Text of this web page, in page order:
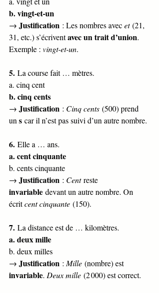
b. vingt-et-un
→ Justification : Les nombres avec et (21,
31, etc.) s’écrivent avec un trait d’union.
Exemple : vingt-et-un.
5. La course fait … mètres.
a. cinq cent
b. cinq cents
→ Justification : Cinq cents (500) prend
un s car il n’est pas suivi d’un autre nombre.
6. Elle a … ans.
a. cent cinquante
b. cents cinquante
→ Justification : Cent reste
invariable devant un autre nombre. On
écrit cent cinquante (150).
7. La distance est de … kilomètres.
a. deux mille
b. deux milles
→ Justification : Mille (nombre) est
invariable. Deux mille (2 000) est correct.